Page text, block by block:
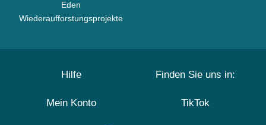
Eden
Wiederaufforstungsprojekte
Hilfe
Mein Konto
Finden Sie uns in:
TikTok